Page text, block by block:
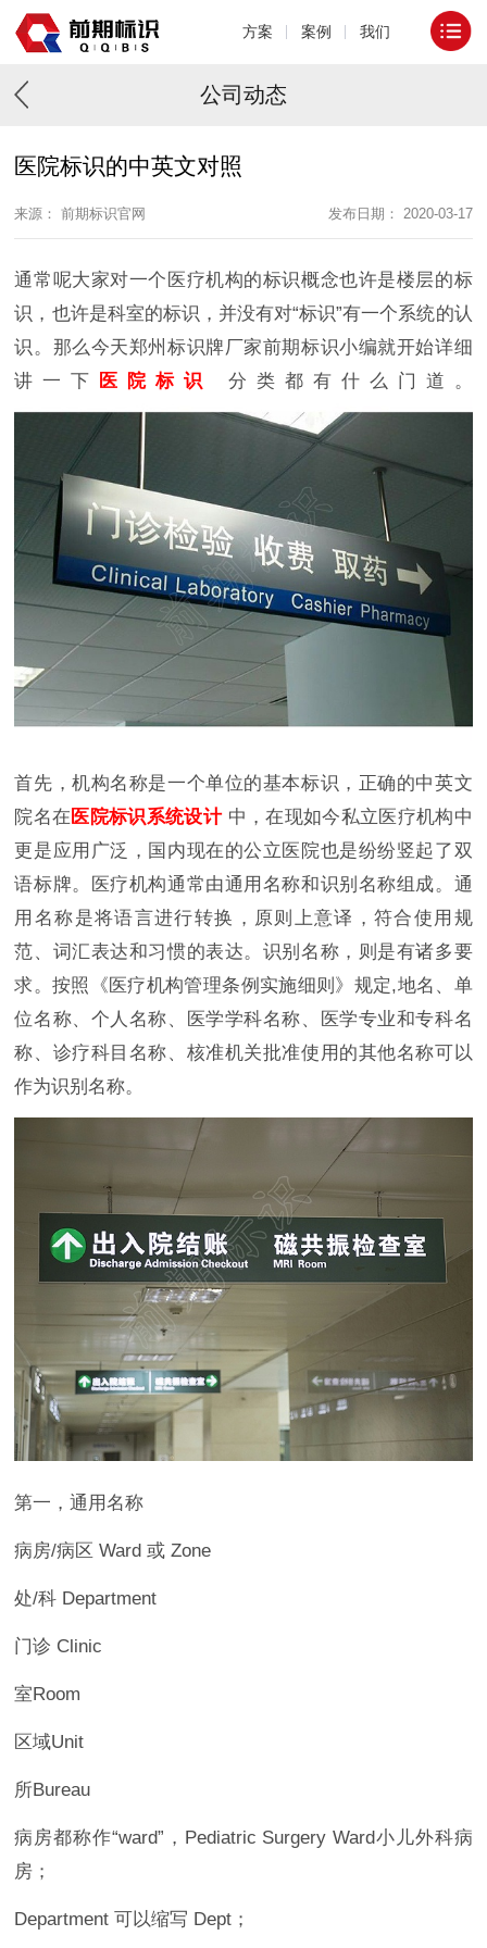
方案 案例 我们
公司动态
医院标识的中英文对照
来源： 前期标识官网 发布日期： 2020-03-17
通常呢大家对一个医疗机构的标识概念也许是楼层的标
识，也许是科室的标识，并没有对“标识”有一个系统的认
识。那么今天郑州标识牌厂家前期标识小编就开始详细
讲一下
医院标识 分类都有什么门道。
首先，机构名称是一个单位的基本标识，正确的中英文
院名在 医院标识系统设计中，在现如今私立医疗机构中
更是应用广泛，国内现在的公立医院也是纷纷竖起了双
语标牌。医疗机构通常由通用名称和识别名称组成。通
用名称是将语言进行转换，原则上意译，符合使用规
范、词汇表达和习惯的表达。识别名称，则是有诸多要
求。按照《医疗机构管理条例实施细则》规定,地名、单
位名称、个人名称、医学学科名称、医学专业和专科名
称、诊疗科目名称、核准机关批准使用的其他名称可以
作为识别名称。
第一，通用名称
病房/病区 Ward 或 Zone
处/科 Department
门诊 Clinic
室Room
区域Unit
所Bureau
病房都称作“ward”，Pediatric Surgery Ward小儿外科病
房；
Department 可以缩写 Dept；